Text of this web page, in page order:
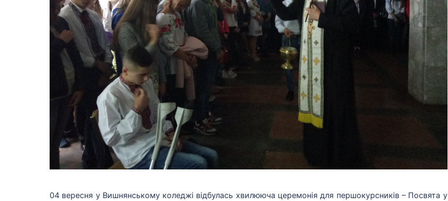
04 вересня у Вишнянському коледжі відбулась хвилююча церемонія для першокурсників – Посвята у